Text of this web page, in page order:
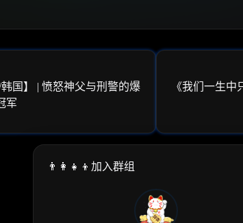
韩国】 | 愤怒神父与刑警的爆
军
《我们一生
👨‍👩‍👧‍👦加入群组